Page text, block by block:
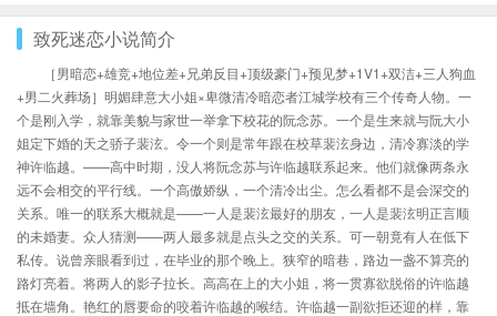
致死迷恋小说简介
［男暗恋+雄竞+地位差+兄弟反目+顶级豪门+预见梦+1V1+双洁+三人狗血
+男二火葬场］明媚肆意大小姐×卑微清冷暗恋者江城学校有三个传奇人物。一
个是刚入学，就靠美貌与家世一举拿下校花的阮念苏。一个是生来就与阮大小
姐定下婚的天之骄子裴泫。令一个则是常年跟在校草裴泫身边，清冷寡淡的学
神许临越。——高中时期，没人将阮念苏与许临越联系起来。他们就像两条永
远不会相交的平行线。一个高傲娇纵，一个清冷出尘。怎么看都不是会深交的
关系。唯一的联系大概就是——一人是裴泫最好的朋友，一人是裴泫明正言顺
的未婚妻。众人猜测——两人最多就是点头之交的关系。可一朝竟有人在低下
私传。说曾亲眼看到过，在毕业的那个晚上。狭窄的暗巷，路边一盏不算亮的
路灯亮着。将两人的影子拉长。高高在上的大小姐，将一贯寡欲脱俗的许临越
抵在墙角。艳红的唇要命的咬着许临越的喉结。许临越一副欲拒还迎的样，靠